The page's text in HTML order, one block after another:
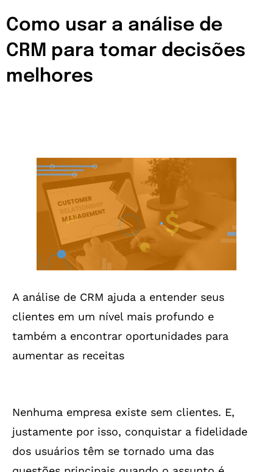
Como usar a análise de
CRM para tomar decisões
melhores
A análise de CRM ajuda a entender seus
clientes em um nível mais profundo e
também a encontrar oportunidades para
aumentar as receitas
Nenhuma empresa existe sem clientes. E,
justamente por isso, conquistar a fidelidade
dos usuários têm se tornado uma das